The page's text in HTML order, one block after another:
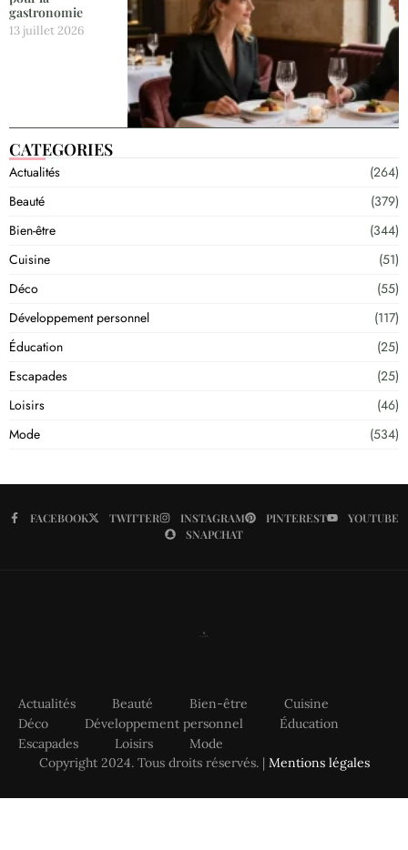
gastronomie
13 juillet 2026
CATEGORIES
Actualités
(264)
Beauté
(379)
Bien-être
(344)
Cuisine
(51)
Déco
(55)
Développement personnel
(117)
Éducation
(25)
Escapades
(25)
Loisirs
(46)
Mode
(534)
FACEBOOK TWITTER INSTAGRAM PINTEREST
YOUTUBE
SNAPCHAT
Actualités Beauté Bien-être
Cuisine
Déco
Développement personnel
Éducation
Escapades
Loisirs
Mode
Copyright 2024. Tous droits réservés. | Mentions légales